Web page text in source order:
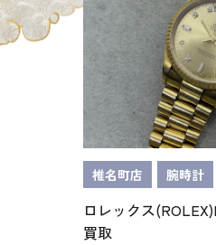
椎名町店 腕時計
ロレックス
買取